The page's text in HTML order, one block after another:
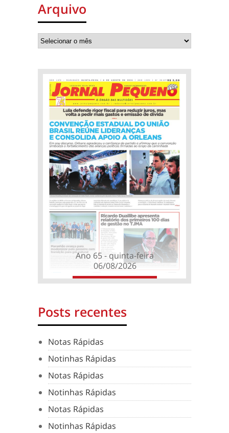
Arquivo
Ano 65 - quinta-feira
06/08/2026
Posts recentes
Notas Rápidas
Notinhas Rápidas
Notas Rápidas
Notinhas Rápidas
Notas Rápidas
Notinhas Rápidas